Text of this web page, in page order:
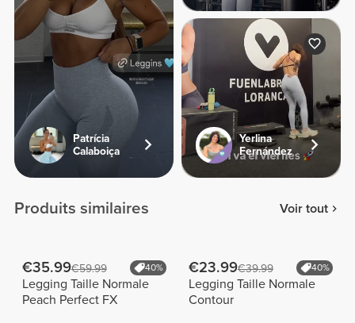
Patrícia
Calaboiça
Yerlina
Fernández
Produits similaires Voir tout
€35.99€59.99 40%
Legging Taille Normale
Peach Perfect FX
€23.99€39.99 40%
Legging Taille Normale
Contour